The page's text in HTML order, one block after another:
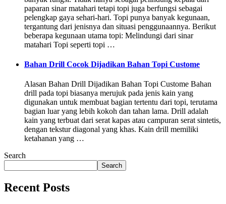
paparan sinar matahari tetapi topi juga berfungsi sebagai
pelengkap gaya sehari-hari. Topi punya banyak kegunaan,
tergantung dari jenisnya dan situasi penggunaannya. Berikut
beberapa kegunaan utama topi: Melindungi dari sinar
matahari Topi seperti topi …
Bahan Drill Cocok Dijadikan Bahan Topi Custome
Alasan Bahan Drill Dijadikan Bahan Topi Custome Bahan
drill pada topi biasanya merujuk pada jenis kain yang
digunakan untuk membuat bagian tertentu dari topi, terutama
bagian luar yang lebih kokoh dan tahan lama. Drill adalah
kain yang terbuat dari serat kapas atau campuran serat sintetis,
dengan tekstur diagonal yang khas. Kain drill memiliki
ketahanan yang …
Search
Search
Recent Posts